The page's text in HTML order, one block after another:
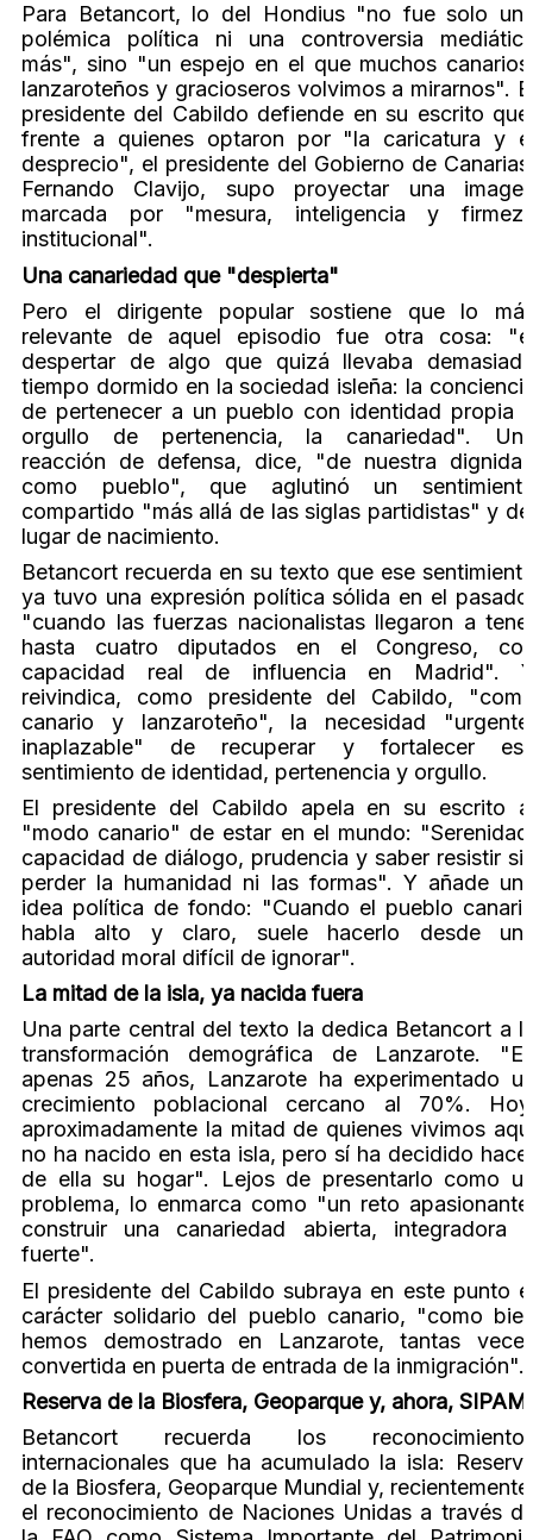
Para Betancort, lo del Hondius "no fue solo
polémica política ni una controversia
más", sino "un espejo en el que muchos
lanzaroteños y gracioseros volvimos a mirarnos".
presidente del Cabildo defiende en su escrito
frente a quienes optaron por "la caricatura y
desprecio", el presidente del Gobierno de
Fernando Clavijo, supo proyectar una
marcada por "mesura, inteligencia y
institucional".
Una canariedad que "despierta"
Pero el dirigente popular sostiene que lo
relevante de aquel episodio fue otra cosa:
despertar de algo que quizá llevaba
tiempo dormido en la sociedad isleña: la
de pertenecer a un pueblo con identidad propia
orgullo de pertenencia, la canariedad".
reacción de defensa, dice, "de nuestra
como pueblo", que aglutinó un
compartido "más allá de las siglas partidistas" y
lugar de nacimiento.
Betancort recuerda en su texto que ese
ya tuvo una expresión política sólida en el
"cuando las fuerzas nacionalistas llegaron a
hasta cuatro diputados en el Congreso,
capacidad real de influencia en Madrid".
reivindica, como presidente del Cabildo,
canario y lanzaroteño", la necesidad
inaplazable" de recuperar y fortalecer
sentimiento de identidad, pertenencia y orgullo.
El presidente del Cabildo apela en su escrito
"modo canario" de estar en el mundo:
capacidad de diálogo, prudencia y saber resistir
perder la humanidad ni las formas". Y añade
idea política de fondo: "Cuando el pueblo
habla alto y claro, suele hacerlo desde
autoridad moral difícil de ignorar".
La mitad de la isla, ya nacida fuera
Una parte central del texto la dedica Betancort a
transformación demográfica de Lanzarote.
apenas 25 años, Lanzarote ha experimentado
crecimiento poblacional cercano al 70%.
aproximadamente la mitad de quienes vivimos
no ha nacido en esta isla, pero sí ha decidido
de ella su hogar". Lejos de presentarlo como
problema, lo enmarca como "un reto
construir una canariedad abierta, integradora
fuerte".
El presidente del Cabildo subraya en este punto
carácter solidario del pueblo canario, "como
hemos demostrado en Lanzarote, tantas
convertida en puerta de entrada de la inmigración".
Reserva de la Biosfera, Geoparque y, ahora, SIPAM
Betancort recuerda los
internacionales que ha acumulado la isla:
de la Biosfera, Geoparque Mundial y,
el reconocimiento de Naciones Unidas a través